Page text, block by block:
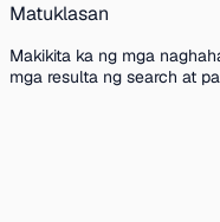
Matuklasan
Makikita ka ng mga
mga resulta ng search at